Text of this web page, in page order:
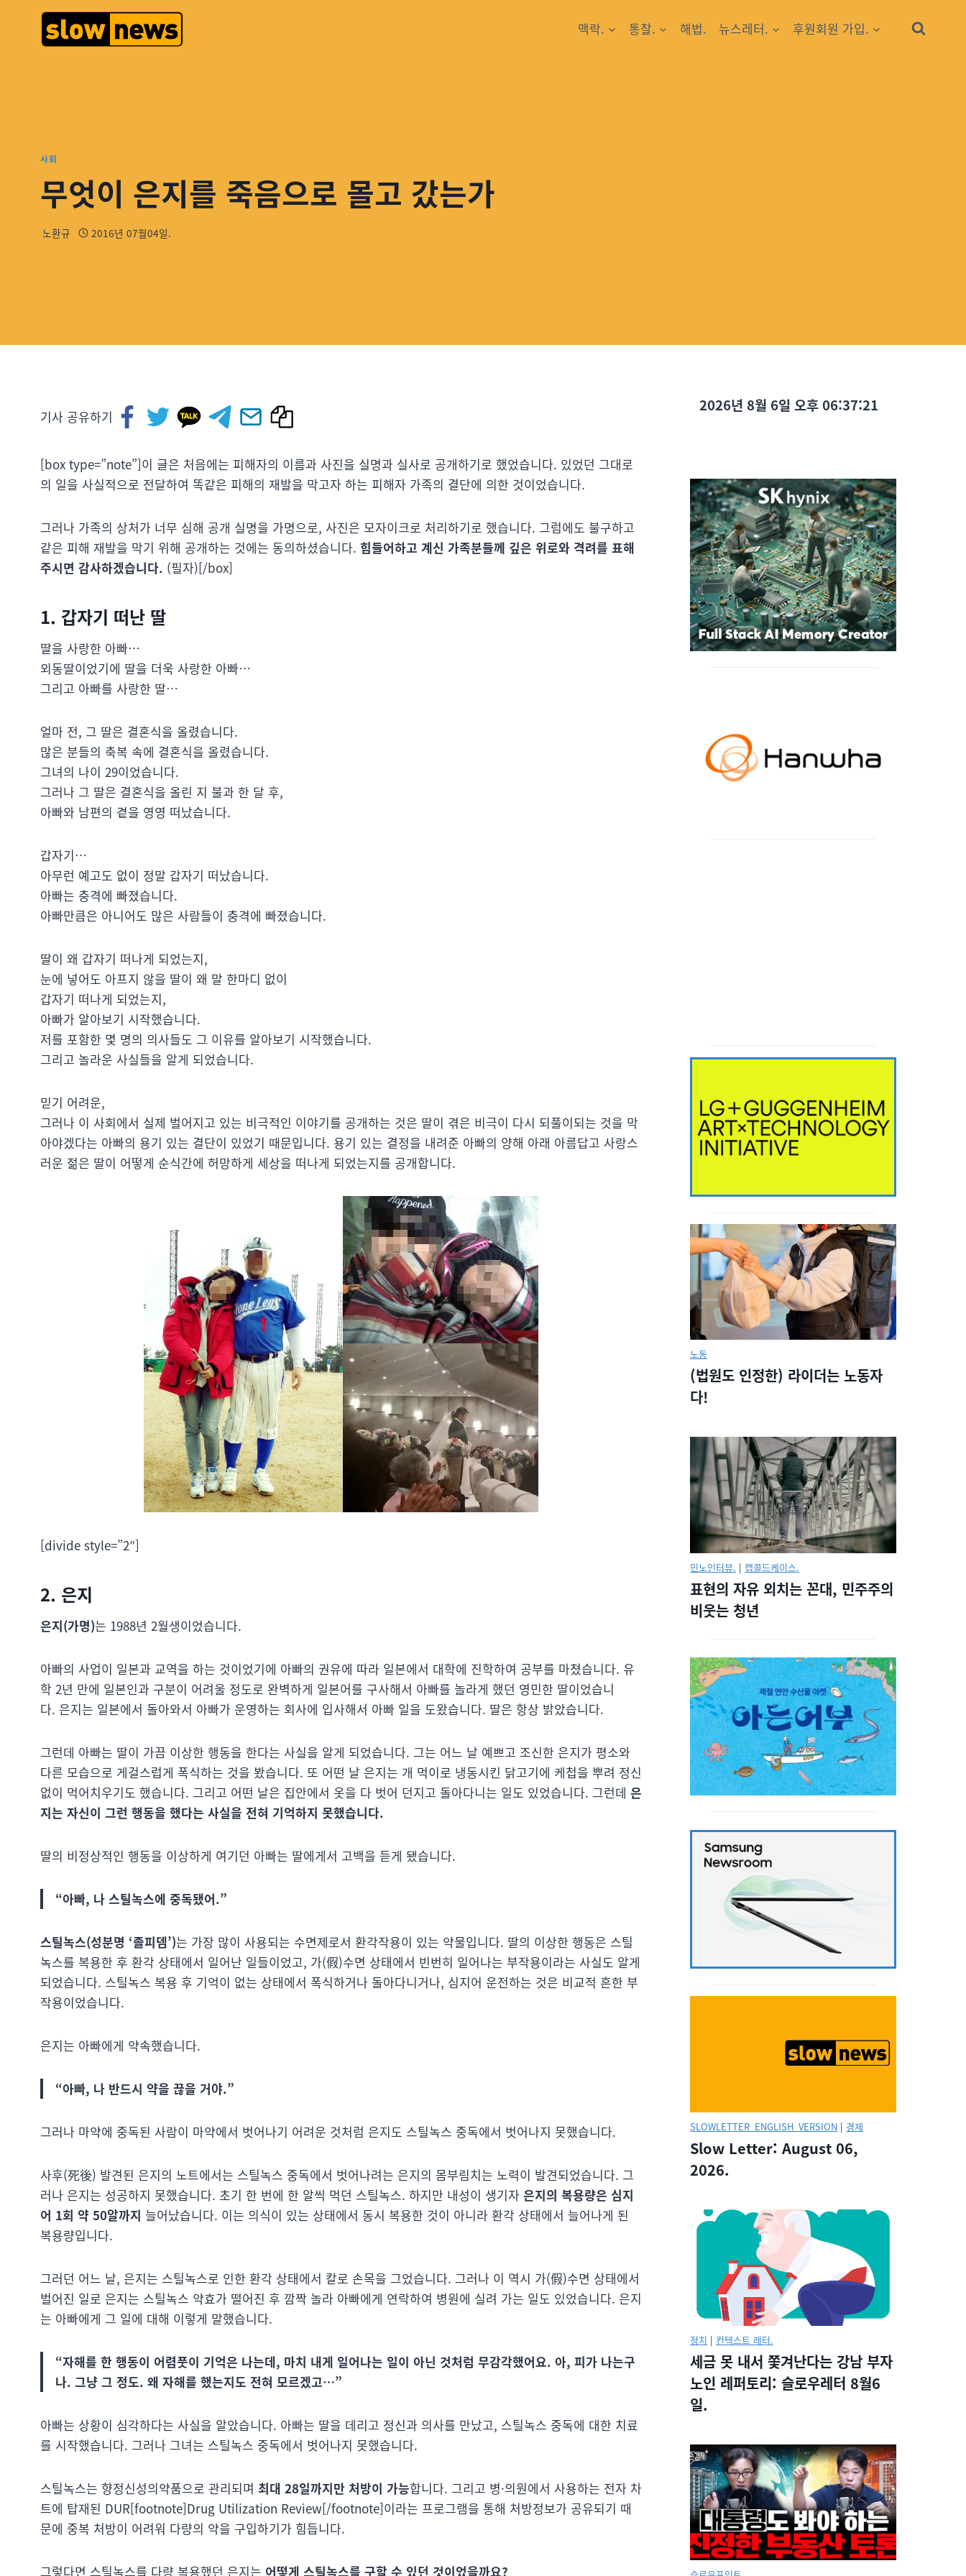
맥락. 통찰. 해법. 뉴스레터. 후원회원 가입.
사회
무엇이 은지를 죽음으로 몰고 갔는가
노환규 2016년 07월04일.
기사 공유하기
[box type=”note”]이 글은 처음에는 피해자의 이름과 사진을 실명과 실사로 공개하기로 했었습니다. 있었던 그대로
의 일을 사실적으로 전달하여 똑같은 피해의 재발을 막고자 하는 피해자 가족의 결단에 의한 것이었습니다.
그러나 가족의 상처가 너무 심해 공개 실명을 가명으로, 사진은 모자이크로 처리하기로 했습니다. 그럼에도 불구하고
같은 피해 재발을 막기 위해 공개하는 것에는 동의하셨습니다. 힘들어하고 계신 가족분들께 깊은 위로와 격려를 표해
주시면 감사하겠습니다. (필자)[/box]
1. 갑자기 떠난 딸
딸을 사랑한 아빠…
외동딸이었기에 딸을 더욱 사랑한 아빠…
그리고 아빠를 사랑한 딸…
얼마 전, 그 딸은 결혼식을 올렸습니다.
많은 분들의 축복 속에 결혼식을 올렸습니다.
그녀의 나이 29이었습니다.
그러나 그 딸은 결혼식을 올린 지 불과 한 달 후,
아빠와 남편의 곁을 영영 떠났습니다.
갑자기…
아무런 예고도 없이 정말 갑자기 떠났습니다.
아빠는 충격에 빠졌습니다.
아빠만큼은 아니어도 많은 사람들이 충격에 빠졌습니다.
딸이 왜 갑자기 떠나게 되었는지,
눈에 넣어도 아프지 않을 딸이 왜 말 한마디 없이
갑자기 떠나게 되었는지,
아빠가 알아보기 시작했습니다.
저를 포함한 몇 명의 의사들도 그 이유를 알아보기 시작했습니다.
그리고 놀라운 사실들을 알게 되었습니다.
믿기 어려운,
그러나 이 사회에서 실제 벌어지고 있는 비극적인 이야기를 공개하는 것은 딸이 겪은 비극이 다시 되풀이되는 것을 막
아야겠다는 아빠의 용기 있는 결단이 있었기 때문입니다. 용기 있는 결정을 내려준 아빠의 양해 아래 아름답고 사랑스
러운 젊은 딸이 어떻게 순식간에 허망하게 세상을 떠나게 되었는지를 공개합니다.
[divide style=”2″]
2. 은지
은지(가명)는 1988년 2월생이었습니다.
아빠의 사업이 일본과 교역을 하는 것이었기에 아빠의 권유에 따라 일본에서 대학에 진학하여 공부를 마쳤습니다. 유
학 2년 만에 일본인과 구분이 어려울 정도로 완벽하게 일본어를 구사해서 아빠를 놀라게 했던 영민한 딸이었습니
다. 은지는 일본에서 돌아와서 아빠가 운영하는 회사에 입사해서 아빠 일을 도왔습니다. 딸은 항상 밝았습니다.
그런데 아빠는 딸이 가끔 이상한 행동을 한다는 사실을 알게 되었습니다. 그는 어느 날 예쁘고 조신한 은지가 평소와
다른 모습으로 게걸스럽게 폭식하는 것을 봤습니다. 또 어떤 날 은지는 개 먹이로 냉동시킨 닭고기에 케첩을 뿌려 정신
없이 먹어치우기도 했습니다. 그리고 어떤 날은 집안에서 옷을 다 벗어 던지고 돌아다니는 일도 있었습니다. 그런데 은
지는 자신이 그런 행동을 했다는 사실을 전혀 기억하지 못했습니다.
딸의 비정상적인 행동을 이상하게 여기던 아빠는 딸에게서 고백을 듣게 됐습니다.
“아빠, 나 스틸녹스에 중독됐어.”
스틸녹스(성분명 ‘졸피뎀’)는 가장 많이 사용되는 수면제로서 환각작용이 있는 약물입니다. 딸의 이상한 행동은 스틸
녹스를 복용한 후 환각 상태에서 일어난 일들이었고, 가(假)수면 상태에서 빈번히 일어나는 부작용이라는 사실도 알게
되었습니다. 스틸녹스 복용 후 기억이 없는 상태에서 폭식하거나 돌아다니거나, 심지어 운전하는 것은 비교적 흔한 부
작용이었습니다.
은지는 아빠에게 약속했습니다.
“아빠, 나 반드시 약을 끊을 거야.”
그러나 마약에 중독된 사람이 마약에서 벗어나기 어려운 것처럼 은지도 스틸녹스 중독에서 벗어나지 못했습니다.
사후(死後) 발견된 은지의 노트에서는 스틸녹스 중독에서 벗어나려는 은지의 몸부림치는 노력이 발견되었습니다. 그
러나 은지는 성공하지 못했습니다. 초기 한 번에 한 알씩 먹던 스틸녹스. 하지만 내성이 생기자 은지의 복용량은 심지
어 1회 약 50알까지 늘어났습니다. 이는 의식이 있는 상태에서 동시 복용한 것이 아니라 환각 상태에서 늘어나게 된
복용량입니다.
그러던 어느 날, 은지는 스틸녹스로 인한 환각 상태에서 칼로 손목을 그었습니다. 그러나 이 역시 가(假)수면 상태에서
벌어진 일로 은지는 스틸녹스 약효가 떨어진 후 깜짝 놀라 아빠에게 연락하여 병원에 실려 가는 일도 있었습니다. 은지
는 아빠에게 그 일에 대해 이렇게 말했습니다.
“자해를 한 행동이 어렴풋이 기억은 나는데, 마치 내게 일어나는 일이 아닌 것처럼 무감각했어요. 아, 피가 나는구
나. 그냥 그 정도. 왜 자해를 했는지도 전혀 모르겠고…”
아빠는 상황이 심각하다는 사실을 알았습니다. 아빠는 딸을 데리고 정신과 의사를 만났고, 스틸녹스 중독에 대한 치료
를 시작했습니다. 그러나 그녀는 스틸녹스 중독에서 벗어나지 못했습니다.
스틸녹스는 향정신성의약품으로 관리되며 최대 28일까지만 처방이 가능합니다. 그리고 병·의원에서 사용하는 전자 차
트에 탑재된 DUR[footnote]Drug Utilization Review[/footnote]이라는 프로그램을 통해 처방정보가 공유되기 때
문에 중복 처방이 어려워 다량의 약을 구입하기가 힘듭니다.
그렇다면 스틸녹스를 다량 복용했던 은지는 어떻게 스틸녹스를 구할 수 있던 것이었을까요?
2026년 8월 6일 오후 06:37:23
노동
(법원도 인정한) 라이더는 노동자
다!
민노인터뷰. | 캡콜드케이스.
표현의 자유 외치는 꼰대, 민주주의
비웃는 청년
SLOWLETTER_ENGLISH_VERSION | 경제
Slow Letter: August 06,
2026.
정치 | 컨텍스트 레터.
세금 못 내서 쫓겨난다는 강남 부자
노인 레퍼토리: 슬로우레터 8월6
일.